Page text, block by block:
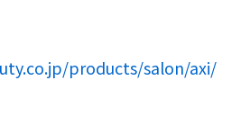
products/salon/axi/